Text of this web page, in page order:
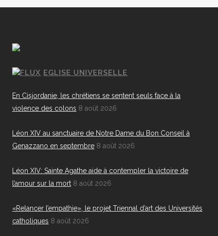
EGLISE UNIVERSELLE
En Cisjordanie, les chrétiens se sentent seuls face à la
violence des colons 8 août 2026
Léon XIV au sanctuaire de Notre Dame du Bon Conseil à
Genazzano en septembre 8 août 2026
Léon XIV: Sainte Agathe aide à contempler la victoire de
l’amour sur la mort 8 août 2026
«Relancer l’empathie», le projet Triennal d’art des Universités
catholiques 8 août 2026